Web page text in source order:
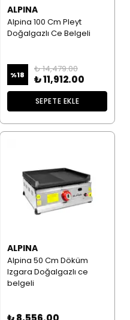
ALPINA
Alpina 100 Cm Pleyt
Doğalgazlı Ce Belgeli
%18
₺ 14,479.00
₺ 11,912.00
SEPETE EKLE
ALPINA
Alpina 50 Cm Döküm
Izgara Doğalgazlı ce
belgeli